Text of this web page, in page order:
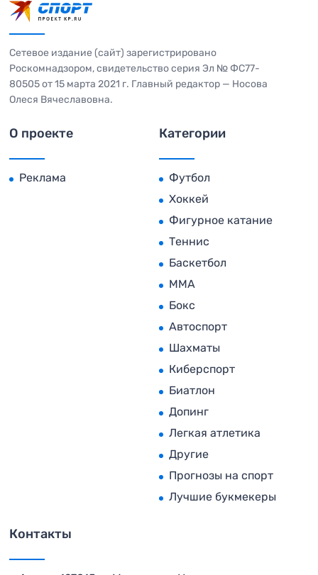
Сетевое издание (сайт) зарегистрировано
Роскомнадзором, свидетельство серия Эл № ФС77-
80505 от 15 марта 2021 г. Главный редактор — Носова
Олеся Вячеславовна.
О проекте
Реклама
Категории
Футбол
Хоккей
Фигурное катание
Теннис
Баскетбол
MMA
Бокс
Автоспорт
Шахматы
Киберспорт
Биатлон
Допинг
Легкая атлетика
Другие
Прогнозы на спорт
Лучшие букмекеры
Контакты